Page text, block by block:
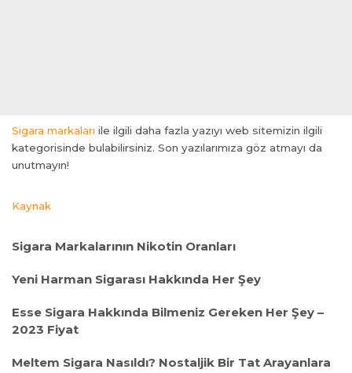
link shortener
Sigara markaları ile ilgili daha fazla yazıyı web sitemizin ilgili
kategorisinde bulabilirsiniz. Son yazılarımıza göz atmayı da
unutmayın!
Kaynak
Sigara Markalarının Nikotin Oranları
Yeni Harman Sigarası Hakkında Her Şey
Esse Sigara Hakkında Bilmeniz Gereken Her Şey –
2023 Fiyat
Meltem Sigara Nasıldı? Nostaljik Bir Tat Arayanlara